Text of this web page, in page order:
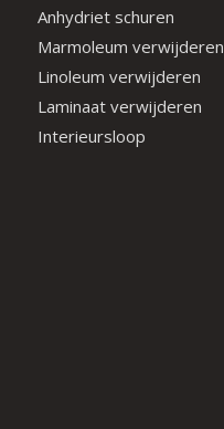
Anhydriet schuren
Marmoleum verwijderen
Linoleum verwijderen
Laminaat verwijderen
Interieursloop